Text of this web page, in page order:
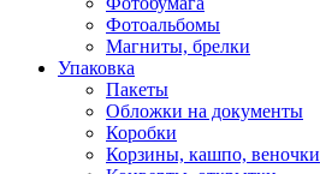
Фотоальбомы
Магниты, брелки
Упаковка
Пакеты
Обложки на документы
Коробки
Корзины, кашпо, веночки